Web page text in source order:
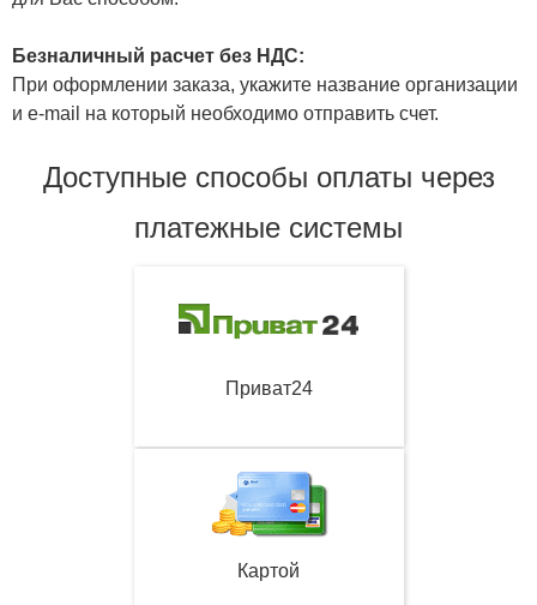
Безналичный расчет без НДС:
При оформлении заказа, укажите название организации
и e-mail на который необходимо отправить счет.
Доступные способы оплаты через
платежные системы
Приват24
Картой